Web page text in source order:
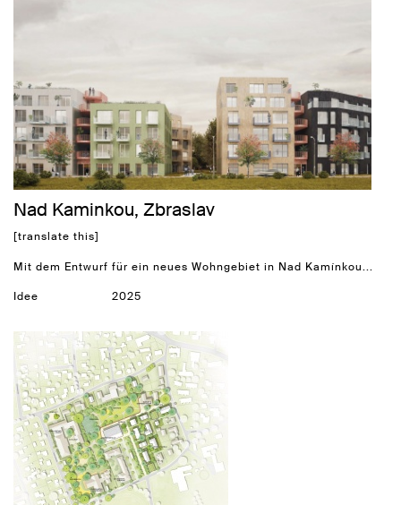
Nad Kaminkou, Zbraslav
[translate this]
Mit dem Entwurf für ein neues Wohngebiet in Nad Kamínkou...
Idee 2025